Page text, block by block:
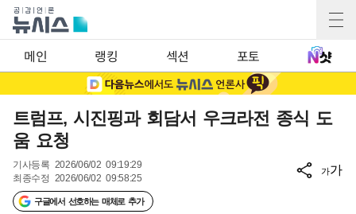
메인 랭킹 섹션 포토
트럼프, 시진핑과 회담서 우크라전 종식 도
움 요청
기사등록 2026/06/02 09:19:29
최종수정 2026/06/02 09:58:25
구글에서 선호하는 매체로 추가
가가